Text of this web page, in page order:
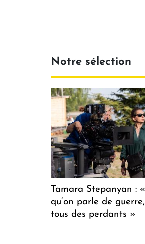
Notre sélection
Tamara Stepanyan :
qu’on parle de
tous des perdants »